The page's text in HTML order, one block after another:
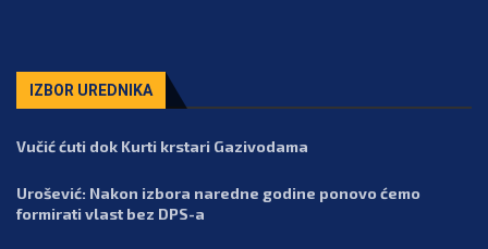
IZBOR UREDNIKA
Vučić ćuti dok Kurti krstari Gazivodama
Urošević: Nakon izbora naredne godine ponovo ćemo
formirati vlast bez DPS-a